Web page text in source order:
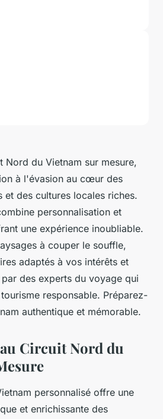
Nord du Vietnam sur mesure,
à l'évasion au cœur des
et des cultures locales riches.
personnalisation et
une expérience inoubliable.
à couper le souffle,
adaptés à vos intérêts et
des experts du voyage qui
responsable. Préparez-
authentique et mémorable.
Circuit Nord du
personnalisé offre une
et enrichissante des